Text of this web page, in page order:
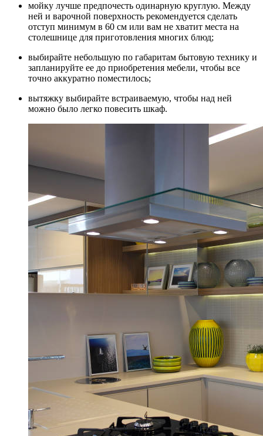
мойку лучше предпочесть одинарную круглую. Между
ней и варочной поверхность рекомендуется сделать
отступ минимум в 60 см или вам не хватит места на
столешнице для приготовления многих блюд;
выбирайте небольшую по габаритам бытовую технику и
запланируйте ее до приобретения мебели, чтобы все
точно аккуратно поместилось;
вытяжку выбирайте встраиваемую, чтобы над ней
можно было легко повесить шкаф.